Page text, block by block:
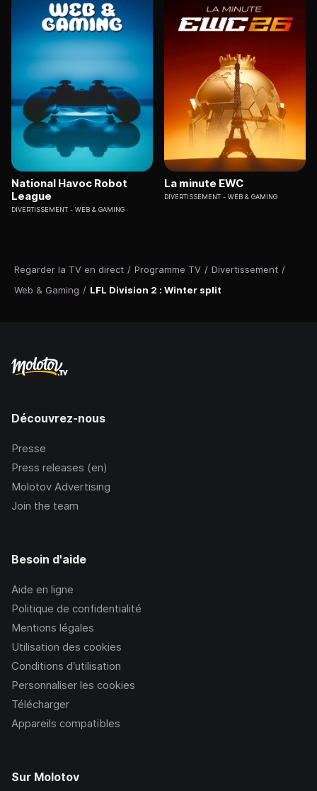
Regarder la TV en direct / Programme TV / Divertissement /
Web & Gaming / LFL Division 2 : Winter split
National Havoc Robot
League
DIVERTISSEMENT WEB & GAMING
La minute EWC
DIVERTISSEMENT WEB & GAMING
Découvrez-nous
Presse
Press releases (en)
Molotov Advertising
Join the team
Besoin d'aide
Aide en ligne
Politique de confidentialité
Mentions légales
Utilisation des cookies
Conditions d’utilisation
Personnaliser les cookies
Télécharger
Appareils compatibles
Sur Molotov